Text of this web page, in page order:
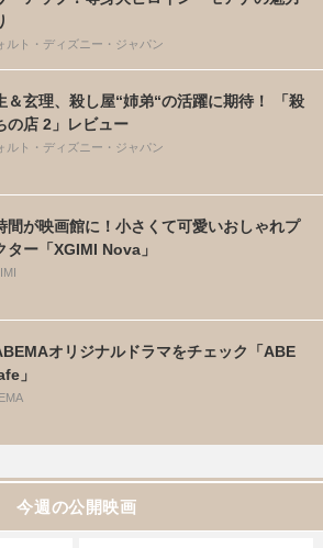
ルト・ディズニー・ジャパン
＆玄理、殺し屋“姉弟“の活躍に期待！ 「殺
の店 2」レビュー
ルト・ディズニー・ジャパン
間が映画館に！小さくて可愛いおしゃれプ
ター「XGIMI Nova」
オリジナルドラマをチェック「ABE
」
今週の公開映画